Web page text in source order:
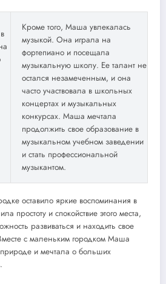
Кроме того, Маша увлекалась
музыкой. Она играла на
фортепиано и посещала
музыкальную школу. Ее талант не
остался незамеченным, и она
часто участвовала в школьных
концертах и музыкальных
конкурсах. Маша мечтала
продолжить свое образование в
музыкальном учебном заведении
и стать профессиональной
музыкантом.
оставило яркие воспоминания в
и спокойствие этого места,
развиваться и находить свое
с маленьким городком Маша
и мечтала о больших